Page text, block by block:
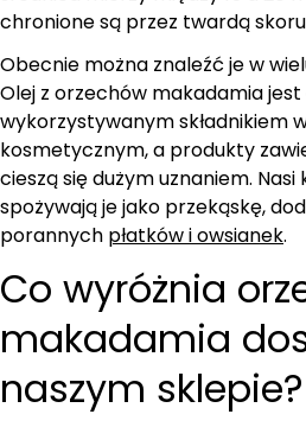
chronione są przez twardą
Obecnie można znaleźć je w
Olej z orzechów makadamia
wykorzystywanym składnikiem
kosmetycznym, a produkty
cieszą się dużym uznaniem.
spożywają je jako przekąskę,
porannych płatków i owsianek.
Co wyróżnia
makadamia
naszym